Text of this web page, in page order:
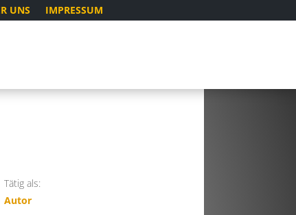
UNS IMPRESSUM
Tätig als:
Autor